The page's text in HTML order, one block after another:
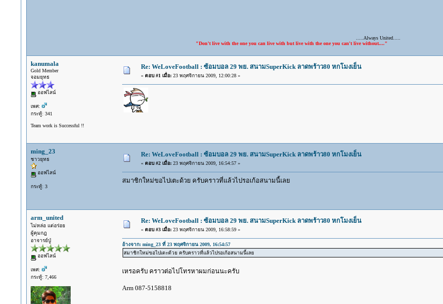
.....Always United.....
"Don't live with the one you can live with but live with the one you can't live without...."
kanumala
Gold Member
จอมยุทธ
ออฟไลน์
เพศ:
กระทู้: 341
Team work is Successful !!
Re: WeLoveFootball : ซ้อมบอล 29 พย. สนามSuperKick ลาดพร้าว80 หกโมงเย็น
« ตอบ #1 เมื่อ:23 พฤศจิกายน 2009, 12:00:28 »
ming_23
ชาวยุทธ
ออฟไลน์
กระทู้: 3
Re: WeLoveFootball : ซ้อมบอล 29 พย. สนามSuperKick ลาดพร้าว80 หกโมงเย็น
« ตอบ #2 เมื่อ:23 พฤศจิกายน 2009, 16:54:57 »
สมาชิกใหม่ขอไปเตะด้วย ครับคราวที่แล้วไปรอเก้อสนามนี้เลย
arm_united
ไม่หล่อ แต่อร่อย
ผู้คุมกฎ
อาจารย์ปู่
ออฟไลน์
เพศ:
กระทู้: 7,466
Re: WeLoveFootball : ซ้อมบอล 29 พย. สนามSuperKick ลาดพร้าว80 หกโมงเย็น
« ตอบ #3 เมื่อ:23 พฤศจิกายน 2009, 16:58:59 »
อ้างจาก: ming_23 ที่ 23 พฤศจิกายน 2009, 16:54:57
สมาชิกใหม่ขอไปเตะด้วย ครับคราวที่แล้วไปรอเก้อสนามนี้เลย
เหรอครับ คราวต่อไปโทรหาผมก่อนนะครับ
Arm 087-5158818